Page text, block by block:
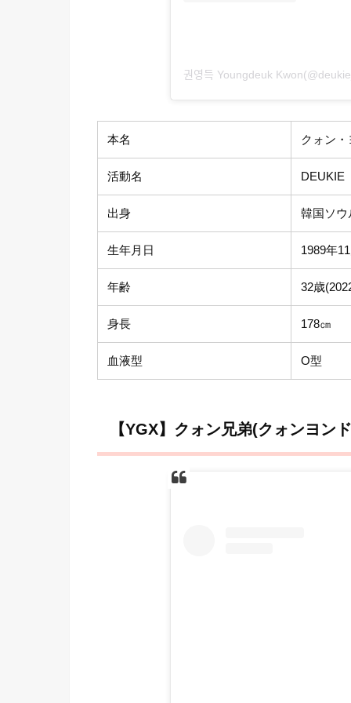
권영득 Youngdeuk
本名 クォン
活動名 DEUKIE
出身 韓国ソウ
生年月日 1989年
年齢 32歳
身長 178㎝
血液型 O型
【YGX】クォン兄弟(クォンヨン